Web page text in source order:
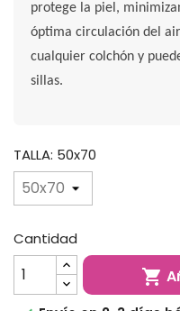
protege la piel,
óptima circulación del
cualquier colchón y
sillas.
TALLA: 50x70
Cantidad
